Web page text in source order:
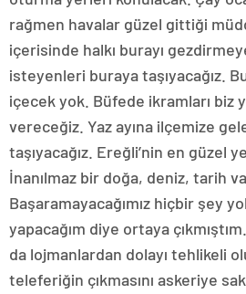
rağmen havalar güzel gittiği
içerisinde halkı burayı
isteyenleri buraya taşıyacağız.
içecek yok. Büfede ikramları biz
vereceğiz. Yaz ayına ilçemize
taşıyacağız. Ereğli’nin en güzel
İnanılmaz bir doğa, deniz, tarih
Başaramayacağımız hiçbir şey
yapacağım diye ortaya
da lojmanlardan dolayı tehlikeli
teleferiğin çıkmasını askeriye